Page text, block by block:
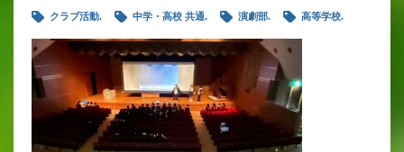
クラブ活動. 中学・高校 共通. 演劇部. 高等学校.
充実のフォローアップ体制
英語教育
両コース共通の取り組み